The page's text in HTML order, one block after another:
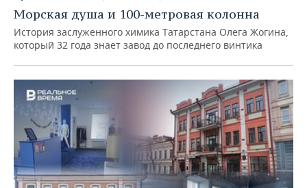
Морская душа и 100-метровая колонна
История заслуженного химика Татарстана Олега Жогина,
который 32 года знает завод до последнего винтика